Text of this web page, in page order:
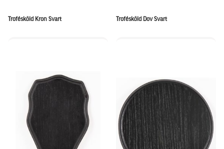
Trofésköld Kron Svart Trofésköld Dov Svart